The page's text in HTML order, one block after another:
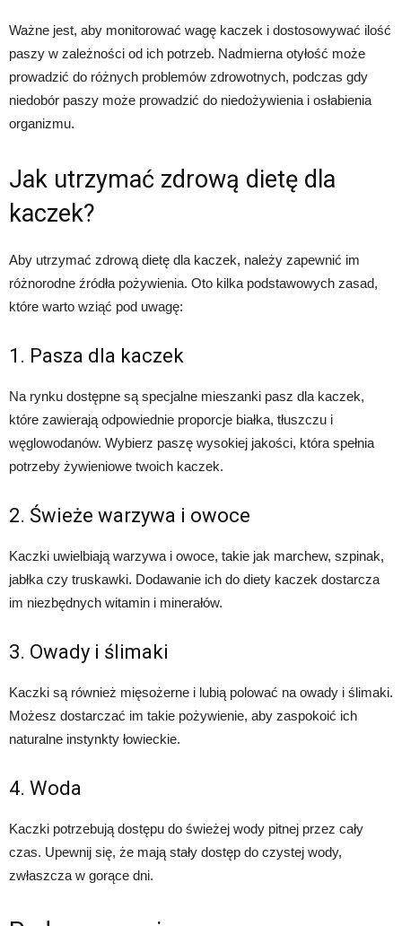
Ważne jest, aby monitorować wagę kaczek i dostosowywać ilość
paszy w zależności od ich potrzeb. Nadmierna otyłość może
prowadzić do różnych problemów zdrowotnych, podczas gdy
niedobór paszy może prowadzić do niedożywienia i osłabienia
organizmu.
Jak utrzymać zdrową dietę dla
kaczek?
Aby utrzymać zdrową dietę dla kaczek, należy zapewnić im
różnorodne źródła pożywienia. Oto kilka podstawowych zasad,
które warto wziąć pod uwagę:
1. Pasza dla kaczek
Na rynku dostępne są specjalne mieszanki pasz dla kaczek,
które zawierają odpowiednie proporcje białka, tłuszczu i
węglowodanów. Wybierz paszę wysokiej jakości, która spełnia
potrzeby żywieniowe twoich kaczek.
2. Świeże warzywa i owoce
Kaczki uwielbiają warzywa i owoce, takie jak marchew, szpinak,
jabłka czy truskawki. Dodawanie ich do diety kaczek dostarcza
im niezbędnych witamin i minerałów.
3. Owady i ślimaki
Kaczki są również mięsożerne i lubią polować na owady i ślimaki.
Możesz dostarczać im takie pożywienie, aby zaspokoić ich
naturalne instynkty łowieckie.
4. Woda
Kaczki potrzebują dostępu do świeżej wody pitnej przez cały
czas. Upewnij się, że mają stały dostęp do czystej wody,
zwłaszcza w gorące dni.